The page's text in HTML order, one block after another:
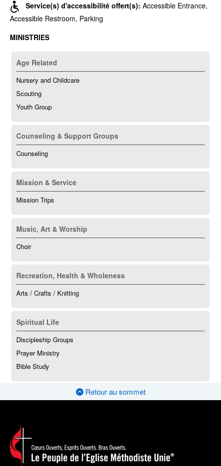
Service(s) d'accessibilité offert(s): Accessible Entrance,
Accessible Restroom, Parking
MINISTRIES
Age Related
Nursery and Childcare
Scouting
Youth Group
Counseling & Support Groups
Counseling
Mission & Service
Mission Trips
Music, Art & Worship
Choir
Recreation, Health & Wholeness
Arts / Crafts / Knitting
Spiritual Life
Discipleship Groups
Prayer Ministry
Bible Study
Retour au sommet